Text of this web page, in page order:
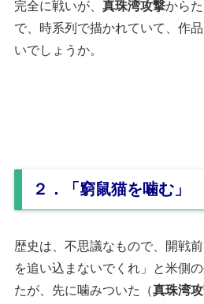
完全に戦いが、真珠湾攻撃からた
で、時系列で描かれていて、作
いでしょうか。
２．「窮鼠猫を噛む」
歴史は、不思議なもので、開戦
を追い込まないでくれ」と米側
たが、先に噛みついた（真珠湾